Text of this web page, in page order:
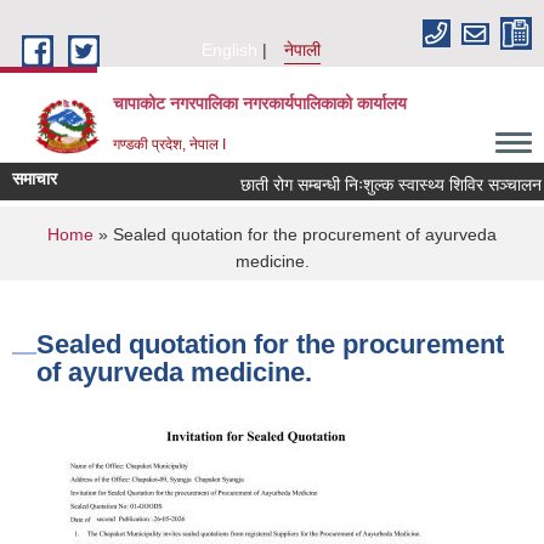
English
नेपाली
चापाकोट नगरपालिका नगरकार्यपालिकाको कार्यालय
गण्डकी प्रदेश, नेपाल I
समाचार छाती रोग सम्बन्धी निःशुल्क स्वास्थ्य शिविर सञ्चालन
You are here
Home » Sealed quotation for the procurement of ayurveda
medicine.
Sealed quotation for the procurement
of ayurveda medicine.